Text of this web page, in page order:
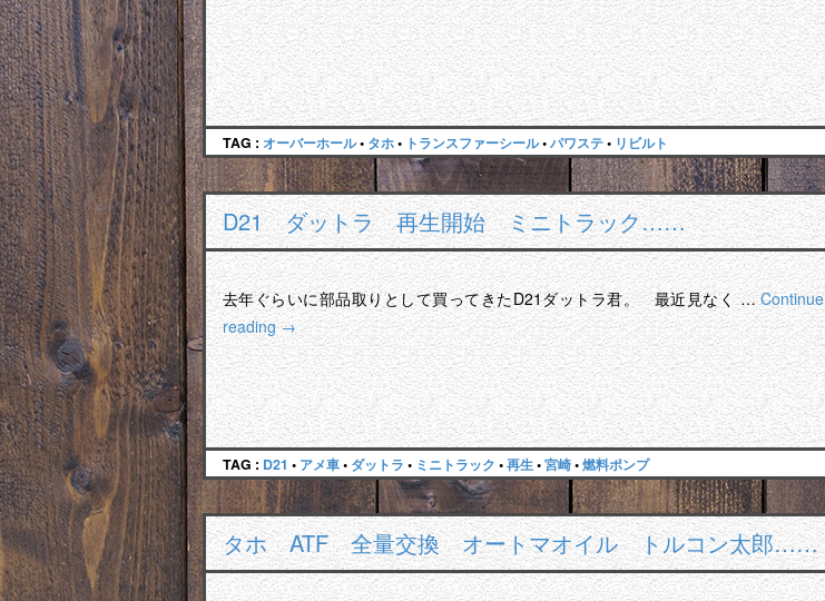
TAG : オーバーホール• タホ• トランスファーシール•パワステ• リビルト
D21 ダットラ 再生開始 ミニトラック……
去年ぐらいに部品取りとして買ってきたD21ダットラ君。 最近見なく …Continue
reading→
TAG : D21 • アメ車• ダットラ • ミニトラック •再生•宮崎•燃料ポンプ
タホ ATF 全量交換 オートマオイル トルコン太郎……